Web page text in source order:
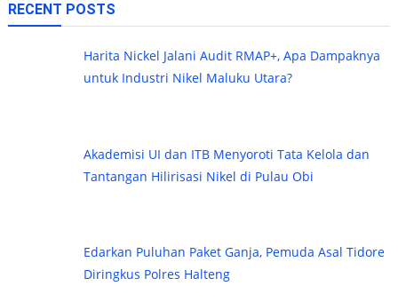
RECENT POSTS
Harita Nickel Jalani Audit RMAP+, Apa Dampaknya
untuk Industri Nikel Maluku Utara?
Akademisi UI dan ITB Menyoroti Tata Kelola dan
Tantangan Hilirisasi Nikel di Pulau Obi
Edarkan Puluhan Paket Ganja, Pemuda Asal Tidore
Diringkus Polres Halteng